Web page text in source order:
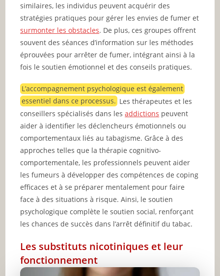
similaires, les individus peuvent acquérir des
stratégies pratiques pour gérer les envies de fumer et
surmonter les obstacles. De plus, ces groupes offrent
souvent des séances d’information sur les méthodes
éprouvées pour arrêter de fumer, intégrant ainsi à la
fois le soutien émotionnel et des conseils pratiques.
L’accompagnement psychologique est également
essentiel dans ce processus. Les thérapeutes et les
conseillers spécialisés dans lesaddictions peuvent
aider à identifier les déclencheurs émotionnels ou
comportementaux liés au tabagisme. Grâce à des
approches telles que la thérapie cognitivo-
comportementale, les professionnels peuvent aider
les fumeurs à développer des compétences de coping
efficaces et à se préparer mentalement pour faire
face à des situations à risque. Ainsi, le soutien
psychologique complète le soutien social, renforçant
les chances de succès dans l’arrêt définitif du tabac.
Les substituts nicotiniques et leur
fonctionnement